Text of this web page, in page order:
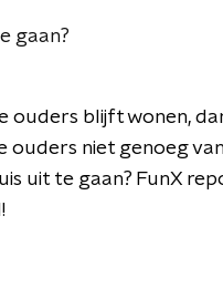
gaan?
ouders blijft wonen,
ouders niet genoeg
uit te gaan? FunX